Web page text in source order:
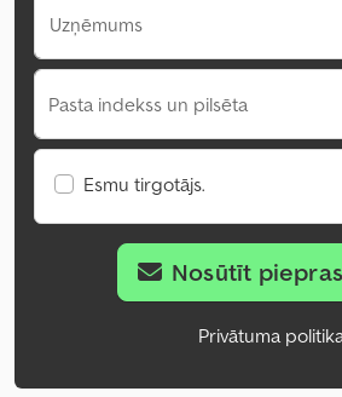
Uzņēmums
Pasta indekss un pilsēta
Esmu tirgotājs.
Nosūtīt
Privātuma